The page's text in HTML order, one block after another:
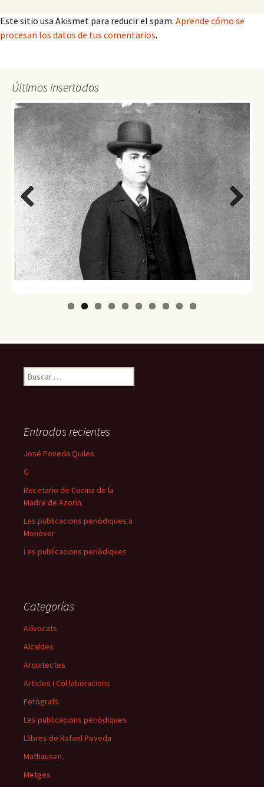
Este sitio usa Akismet para reducir el spam. Aprende cómo se
procesan los datos de tus comentarios.
Últimos insertados
Previo
us
Next
Buscar:
Entradas recientes
José Poveda Quiles
G
Recetario de Cocina de la
Madre de Azorín.
Les publicacions periòdiques a
Monòver
Les publicacions periòdiques
Categorías
Advocats
Alcaldes
Arquitectes
Articles i Col·laboracions
Fotògrafs
Les publicacions periòdiques
Llibres de Rafael Poveda
Mathausen.
Metges